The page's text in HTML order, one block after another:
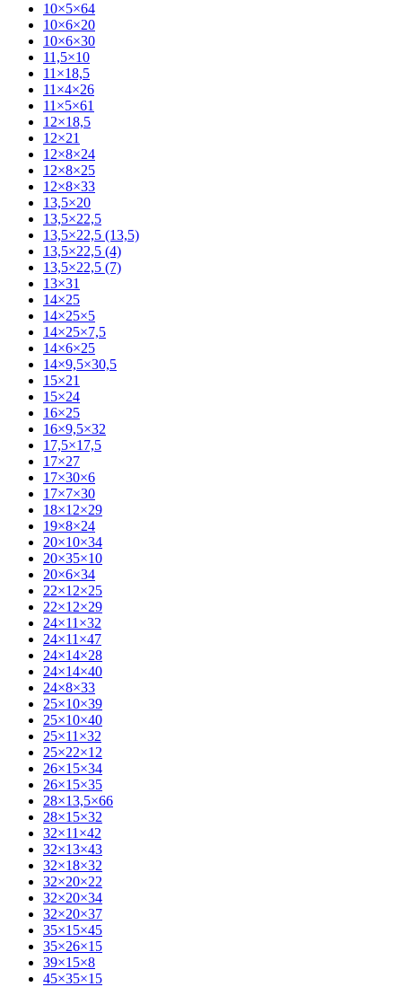
10×5×64
10×6×20
10×6×30
11,5×10
11×18,5
11×4×26
11×5×61
12×18,5
12×21
12×8×24
12×8×25
12×8×33
13,5×20
13,5×22,5
13,5×22,5 (13,5)
13,5×22,5 (4)
13,5×22,5 (7)
13×31
14×25
14×25×5
14×25×7,5
14×6×25
14×9,5×30,5
15×21
15×24
16×25
16×9,5×32
17,5×17,5
17×27
17×30×6
17×7×30
18×12×29
19×8×24
20×10×34
20×35×10
20×6×34
22×12×25
22×12×29
24×11×32
24×11×47
24×14×28
24×14×40
24×8×33
25×10×39
25×10×40
25×11×32
25×22×12
26×15×34
26×15×35
28×13,5×66
28×15×32
32×11×42
32×13×43
32×18×32
32×20×22
32×20×34
32×20×37
35×15×45
35×26×15
39×15×8
45×35×15